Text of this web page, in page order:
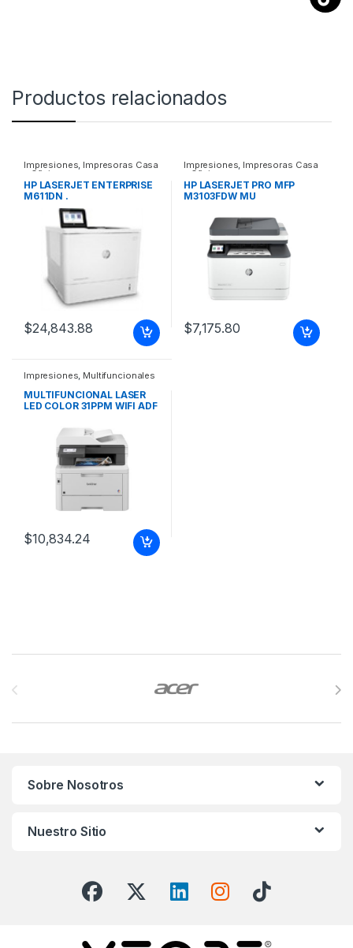
Productos relacionados
Impresiones, Impresoras Casa
y Oficina
HP LASERJET ENTERPRISE
M611DN .
$24,843.88
Impresiones, Impresoras Casa
y Oficina
HP LASERJET PRO MFP
M3103FDW MU
35 PPM, ETH HP LaserJet
Pro MFP M3103fdw
Multifuncional Laser B/N,
35 ppm, Ethernet, WiFi,
dúplex, Fax, volumen de
páginas recomendadas
mensuales 350 a 2500,
(ADF) Hasta 1200 ppp
$7,175.80
Impresiones Multifuncionales
MULTIFUNCIONAL LASER
LED COLOR 31PPM WIFI ADF
$10,834.24
Sobre Nosotros
Nuestro Sitio